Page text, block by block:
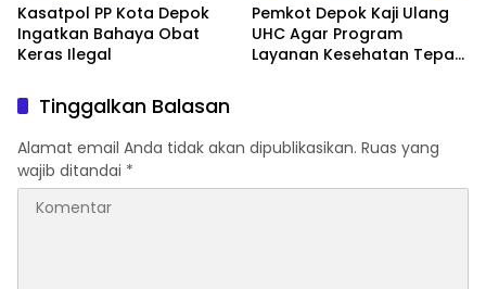
Kasatpol PP Kota Depok
Ingatkan Bahaya Obat
Keras Ilegal
Pemkot Depok Kaji Ulang
UHC Agar Program
Layanan Kesehatan Tepat
Tinggalkan Balasan
Alamat email Anda tidak akan dipublikasikan. Ruas yang
wajib ditandai *